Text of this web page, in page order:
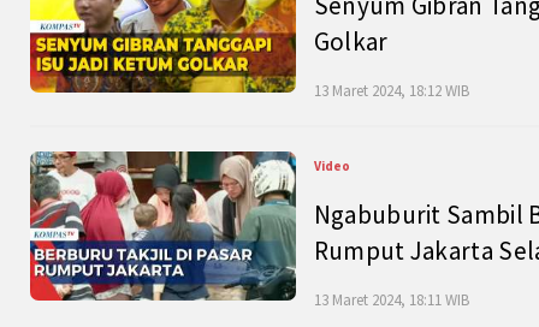
Golkar
13 Maret 2024, 18:12 WIB
Video
Ngabuburit Sambil
Rumput Jakarta
13 Maret 2024, 18:11 WIB